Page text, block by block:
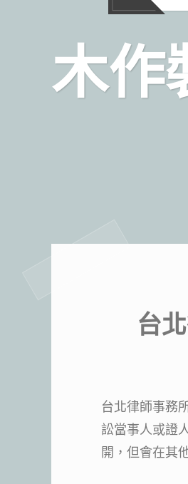
木作
台
台北律師事務
訟當事人或證
開，但會在其